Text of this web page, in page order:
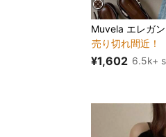
#2 ベストセラー
売り切れ間近！
#2 ベストセラー
売り切れ間近！
#2 ベストセラー
売り切れ間近！
#2 ベストセラー
¥1,602 6.5k+